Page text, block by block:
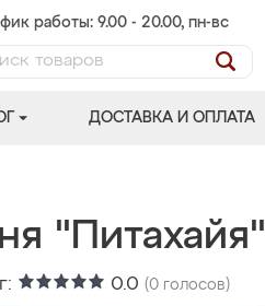
работы: 9.00 - 20.00, пн-вс
ДОСТАВКА И ОПЛАТА
"Питахайя"
0.0 (0 голосов)